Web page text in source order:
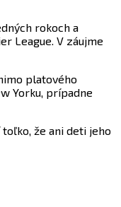
rokoch a
League. V záujme
platového
Yorku, prípadne
že ani deti jeho